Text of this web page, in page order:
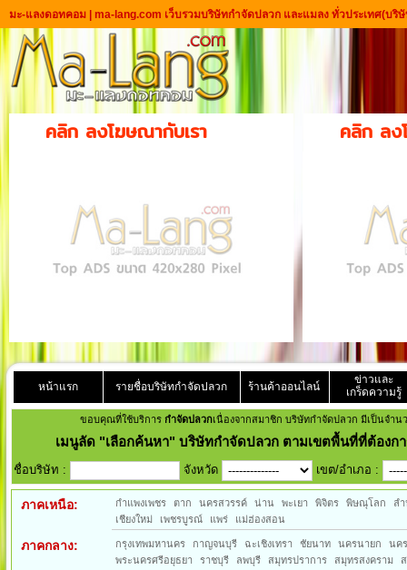
มะ-แลงดอทคอม | ma-lang.com เว็บรวมบริษัทกำจัดปลวก และแมลง ทั่วประเทศ(บริ
คลิก ลงโฆษณากับเรา คลิก ลง
หน้าแรก รายชื่อบริษัทกำจัดปลวก ร้านค้าออนไลน์
ข่าวและ
เกร็ดความรู้
ขอบคุณที่ใช้บริการ กำจัดปลวกเนื่องจากสมาชิก บริษัทกำจัดปลวก มีเป็นจำ
เมนูลัด "เลือกค้นหา" บริษัทกำจัดปลวก ตามเขตพื้นที่ที่ต้องก
ชื่อบริษัท : จังหวัด เขต/อำเภอ :
ภาคเหนือ: กำแพงเพชร ตาก นครสวรรค์ น่าน พะเยา พิจิตร พิษณุโลก
ลำ
เชียงใหม่
เพชรบูรณ์ แพร่ แม่ฮ่องสอน
ภาคกลาง: กรุงเทพมหานคร กาญจนบุรี ฉะเชิงเทรา ชัยนาท นครนายก
นค
พระนครศรีอยุธยา
ราชบุรี ลพบุรี สมุทรปราการ สมุทรสงคราม